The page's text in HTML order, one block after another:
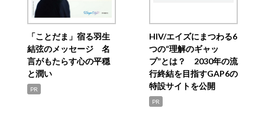
「ことだま」宿る羽生
結弦のメッセージ 名
言がもたらす心の平穏
と潤い
PR
HIV/エイズにまつわる6
つの“理解のギャッ
プ”とは？ 2030年の流
行終結を目指すGAP6の
特設サイトを公開
PR